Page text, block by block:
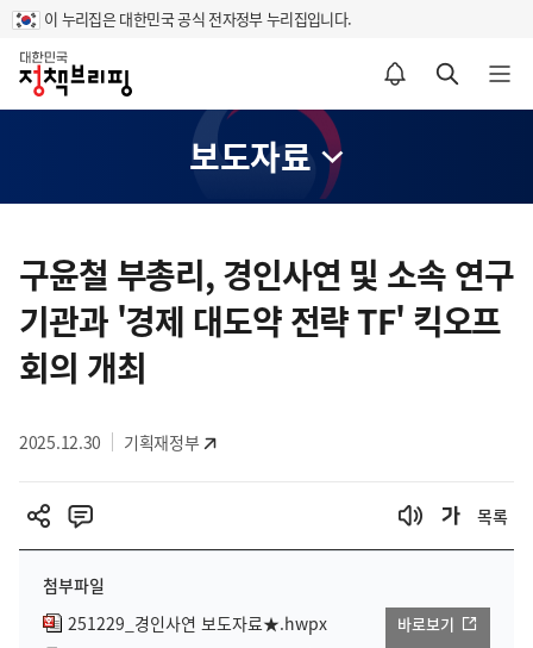
이 누리집은 대한민국 공식 전자정부 누리집입니다.
홈
알림설정 바로가기 검색 바로가기 메뉴 열기
보도자료
텐
츠
영
역
구윤철 부총리, 경인사연 및 소속 연구
기관과 '경제 대도약 전략 TF' 킥오프
회의 개최
2025.12.30 기획재정부
목록
첨부파일
251229_경인사연 보도자료★.hwpx
바로보기